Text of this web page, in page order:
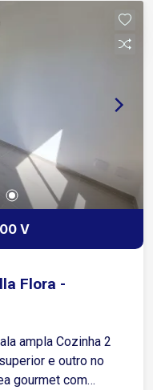
V
Flora -
e outro no
gourmet com